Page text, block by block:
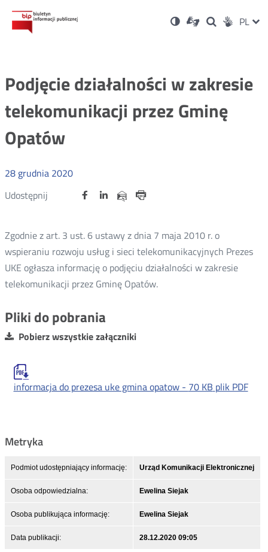
Ustawienia
Wersja
kontrastowa
Dla
niesłyszących
OtwórzOtwórz
w
Otwórz
w
Social PL
Podjęcie działalności w zakresie
telekomunikacji przez Gminę
Opatów
28 grudnia 2020
Udostępnij
Udostępnij
Otwórz Udostępnij
na
OtwórzUdostępnij
na
OtwórzUdostępnij
przez
Zgodnie z art. 3 ust. 6 ustawy z dnia 7 maja 2010 r. o
wspieraniu rozwoju usług i sieci telekomunikacyjnych Prezes
UKE ogłasza informację o podjęciu działalności w zakresie
telekomunikacji przez Gminę Opatów.
Pliki do pobrania
Pobierz wszystkie załączniki
informacja do prezesa uke gmina opatow - 70 KB plik PDF
Metryka
Podmiot udostępniający informację: Urząd Komunikacji Elektronicznej
Osoba odpowiedzialna: Ewelina Siejak
Osoba publikująca informację: Ewelina Siejak
Data publikacji: 28.12.2020 09:05